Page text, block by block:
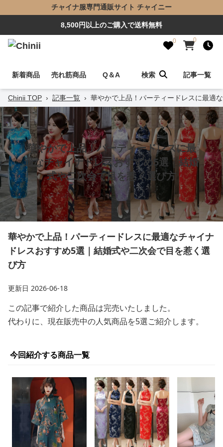
チャイナ服専門通販サイト チャイニー
8,500円以上のご購入で送料無料
0 0
新着商品 売れ筋商品 Q＆A 検索 記事一覧
Chinii TOP › 記事一覧 › 華やかで上品！パーティードレスに最適
華やかで上品！パーティードレスに最
適なチャイナドレスおすすめ5選｜結婚
式や二次会で目を惹く選び方
華やかで上品！パーティードレスに最適なチャイナ
ドレスおすすめ5選｜結婚式や二次会で目を惹く選
び方
更新日 2026-06-18
この記事で紹介した商品は完売いたしました。
代わりに、現在販売中の人気商品を5選ご紹介します。
今回紹介する商品一覧